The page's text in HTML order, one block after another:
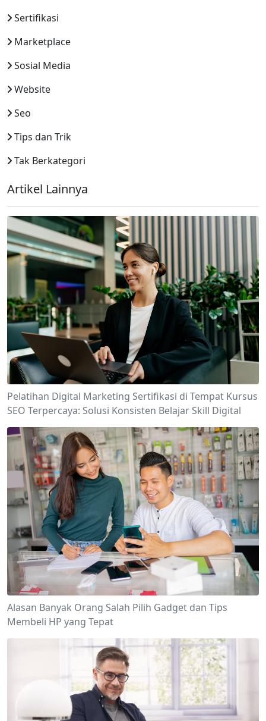
Sertifikasi
Marketplace
Sosial Media
Website
Seo
Tips dan Trik
Tak Berkategori
Artikel Lainnya
Pelatihan Digital Marketing Sertifikasi di Tempat Kursus
SEO Terpercaya: Solusi Konsisten Belajar Skill Digital
Alasan Banyak Orang Salah Pilih Gadget dan Tips
Membeli HP yang Tepat